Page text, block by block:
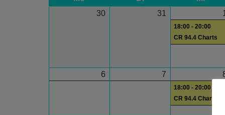
30
31
18:00 - 20:00
CR 94.4 Charts
6 7
18:00 - 20:00
CR 94.4 Charts